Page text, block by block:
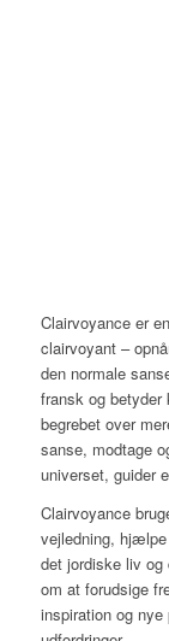
Clairvoyance er
clairvoyant –
den normale
fransk og
begrebet over
sanse, modtage
universet, guider
Clairvoyance
vejledning,
det jordiske liv og
om at forudsige
inspiration og